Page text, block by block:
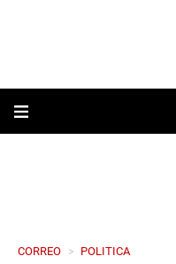
CORREO > POLITICA